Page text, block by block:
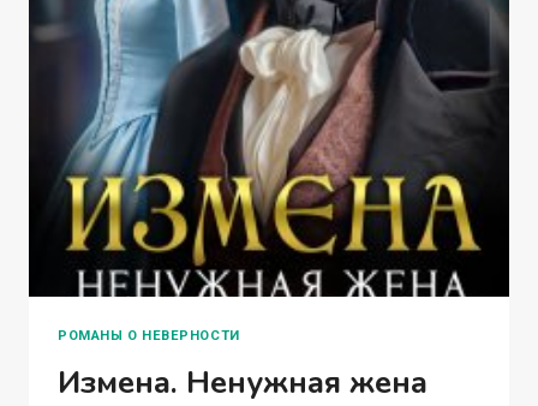
РОМАНЫ О НЕВЕРНОСТИ
Измена. Ненужная жена